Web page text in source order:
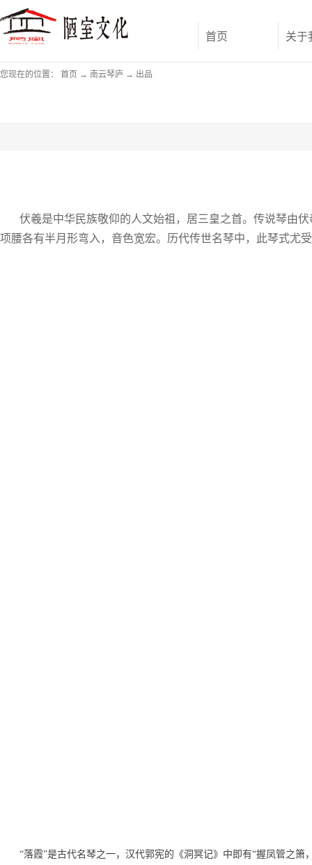
首页 关于
您现在的位置： 首页 → 南云琴庐 → 出品
伏羲是中华民族敬仰的人文始祖，居三皇之首。传说琴由
项腰各有半月形弯入，音色宽宏。历代传世名琴中，此琴式尤
“落霞”是古代名琴之一，汉代郭宪的《洞冥记》中即有“握凤管之